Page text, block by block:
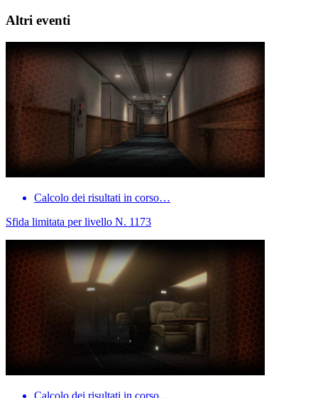
Altri eventi
Calcolo dei risultati in corso…
Sfida limitata per livello N. 1173
Calcolo dei risultati in corso…